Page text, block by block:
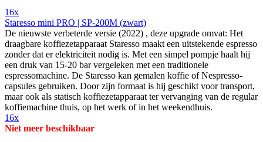
16x
Staresso mini PRO | SP-200M (zwart)
De nieuwste verbeterde versie (2022) , deze upgrade omvat: Het
draagbare koffiezetapparaat Staresso maakt een uitstekende espresso
zonder dat er elektriciteit nodig is. Met een simpel pompje haalt hij
een druk van 15-20 bar vergeleken met een traditionele
espressomachine. De Staresso kan gemalen koffie of Nespresso-
capsules gebruiken. Door zijn formaat is hij geschikt voor transport,
maar ook als statisch koffiezetapparaat ter vervanging van de regular
koffiemachine thuis, op het werk of in het weekendhuis.
16x
Niet meer beschikbaar